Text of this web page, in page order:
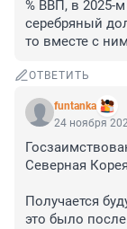
% ВВП, в 2025-
серебряный
то вместе с
ОТВЕТИТЬ
funtanka
24 ноября
Северная
Получается
это было